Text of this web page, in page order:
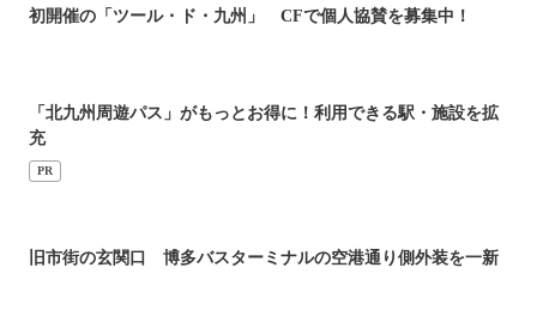
初開催の「ツール・ド・九州」 CFで個人協賛を募集中！
「北九州周遊パス」がもっとお得に！利用できる駅・施設を拡
充
PR
旧市街の玄関口 博多バスターミナルの空港通り側外装を一新